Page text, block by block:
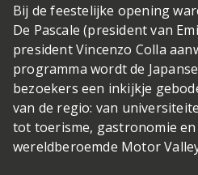
Bij de feestelijke opening
De Pascale (president van
president Vincenzo Colla
programma wordt de
bezoekers een inkijkje
van de regio: van
tot toerisme, gastronomie
wereldberoemde Motor